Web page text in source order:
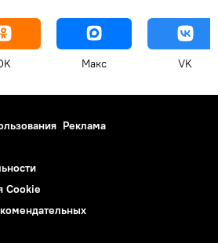
Макс VK
Реклама
Cookie